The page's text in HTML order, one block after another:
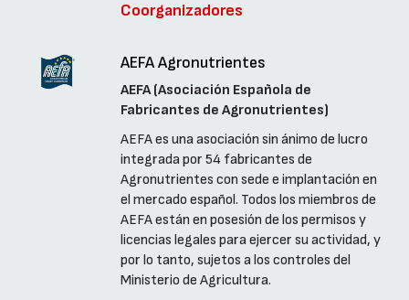
Coorganizadores
AEFA Agronutrientes
AEFA (Asociación Española de
Fabricantes de Agronutrientes)
AEFA es una asociación sin ánimo de lucro
integrada por 54 fabricantes de
Agronutrientes con sede e implantación en
el mercado español. Todos los miembros de
AEFA están en posesión de los permisos y
licencias legales para ejercer su actividad, y
por lo tanto, sujetos a los controles del
Ministerio de Agricultura.